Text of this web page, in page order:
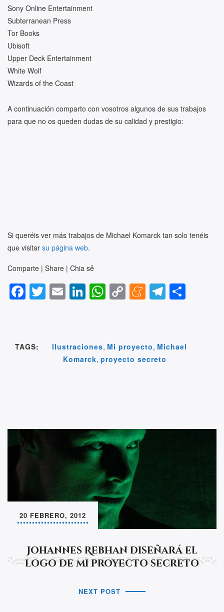
Sony Online Entertainment
Subterranean Press
Tor Books
Ubisoft
Upper Deck Entertainment
White Wolf
Wizards of the Coast
A continuación comparto con vosotros algunos de sus trabajos
para que no os queden dudas de su calidad y prestigio:
Si queréis ver más trabajos de Michael Komarck tan solo tenéis
que visitar su página web.
Comparte | Share | Chia sẻ
F
a
e
b
T
wi
er
E
m
Li
n
e
dI
W
h
s
A
p
C
o
y
Li
M
e
e
a
T
el
gr
a
e
TAGS: Ilustraciones, Mi proyecto, Michael
Komarck, proyecto secreto
Johannes Rebhan diseñará el
logo de mi proyecto secreto
20 FEBRERO, 2012
NEXT POST